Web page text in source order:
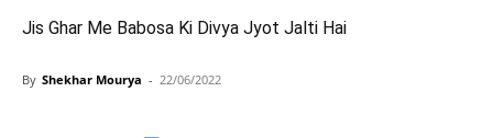
Jis Ghar Me Babosa Ki Divya Jyot Jalti Hai
By Shekhar Mourya - 22/06/2022